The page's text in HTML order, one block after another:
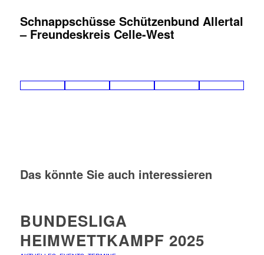
Schnappschüsse Schützenbund Allertal
– Freundeskreis Celle-West
Das könnte Sie auch interessieren
BUNDESLIGA
HEIMWETTKAMPF 2025